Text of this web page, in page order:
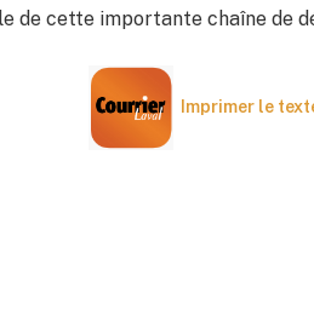
de cette importante chaîne de
Imprimer le